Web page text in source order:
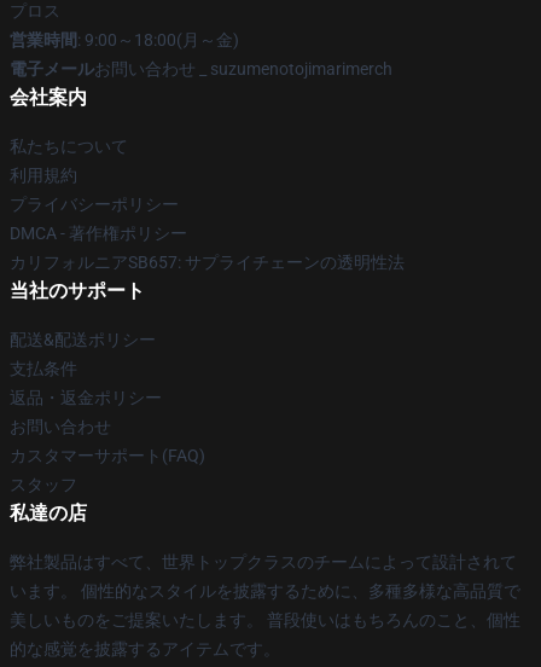
プロス
営業時間: 9:00～18:00(月～金)
電子メールお問い合わせ _ suzumenotojimarimerch
会社案内
私たちについて
利用規約
プライバシーポリシー
DMCA - 著作権ポリシー
カリフォルニアSB657: サプライチェーンの透明性法
当社のサポート
配送&配送ポリシー
支払条件
返品・返金ポリシー
お問い合わせ
カスタマーサポート(FAQ)
スタッフ
私達の店
弊社製品はすべて、世界トップクラスのチームによって設計されて
います。 個性的なスタイルを披露するために、多種多様な高品質で
美しいものをご提案いたします。 普段使いはもちろんのこと、個性
的な感覚を披露するアイテムです。